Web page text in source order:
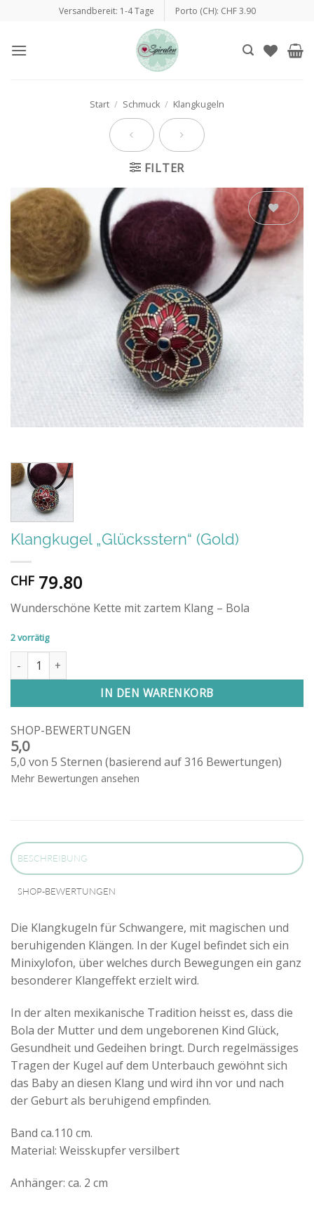
springen
Versandbereit: 1-4 Tage Porto (CH): CHF 3.90
Start / Schmuck / Klangkugeln
FILTER
Auf die
Wunschliste
Klangkugel „Glücksstern“ (Gold)
CHF 79.80
Wunderschöne Kette mit zartem Klang – Bola
2 vorrätig
Klangkugel "Glücksstern" (Gold) Menge
IN DEN WARENKORB
Alternative:
SHOP-BEWERTUNGEN
5,0
5,0 von 5 Sternen (basierend auf 316 Bewertungen)
Mehr Bewertungen ansehen
BESCHREIBUNG
SHOP-BEWERTUNGEN
Die Klangkugeln für Schwangere, mit magischen und
beruhigenden Klängen. In der Kugel befindet sich ein
Minixylofon, über welches durch Bewegungen ein ganz
besonderer Klangeffekt erzielt wird.
In der alten mexikanische Tradition heisst es, dass die
Bola der Mutter und dem ungeborenen Kind Glück,
Gesundheit und Gedeihen bringt. Durch regelmässiges
Tragen der Kugel auf dem Unterbauch gewöhnt sich
das Baby an diesen Klang und wird ihn vor und nach
der Geburt als beruhigend empfinden.
Band ca.110 cm.
Material: Weisskupfer versilbert
Anhänger: ca. 2 cm